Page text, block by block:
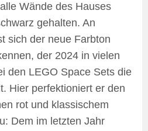
Wände des Hauses
gehalten. An
sich der neue Farbton
der 2024 in vielen
den LEGO Space Sets die
Hier perfektioniert er den
rot und klassischem
Dem im letzten Jahr